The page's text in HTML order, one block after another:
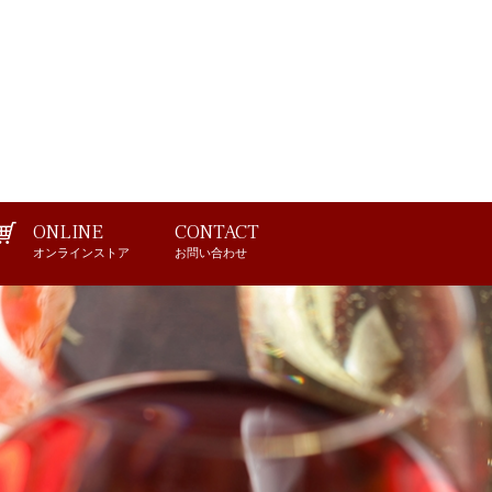
ONLINE
オンラインストア
CONTACT
お問い合わせ